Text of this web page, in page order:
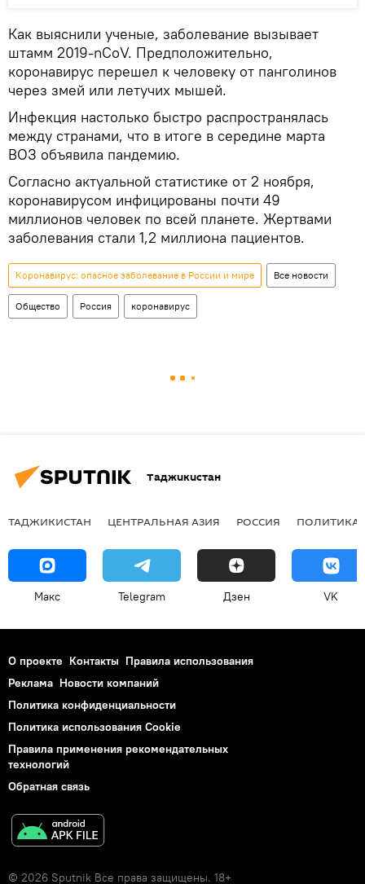
Как выяснили ученые, заболевание вызывает
штамм 2019-nCoV. Предположительно,
коронавирус перешел к человеку от панголинов
через змей или летучих мышей.
Инфекция настолько быстро распространялась
между странами, что в итоге в середине марта
ВОЗ объявила пандемию.
Согласно актуальной статистике от 2 ноября,
коронавирусом инфицированы почти 49
миллионов человек по всей планете. Жертвами
заболевания стали 1,2 миллиона пациентов.
Коронавирус: опасное заболевание в России и мире Все новости
Общество Россия коронавирус
Таджикистан
ТАДЖИКИСТАН ЦЕНТРАЛЬНАЯ АЗИЯ РОССИЯ ПОЛИТИКА
Макс Telegram Дзен VK
О проекте Контакты Правила использования
Реклама Новости компаний
Политика конфиденциальности
Политика использования Cookie
Правила применения рекомендательных
технологий
Обратная связь
© 2026 Sputnik Все права защищены. 18+